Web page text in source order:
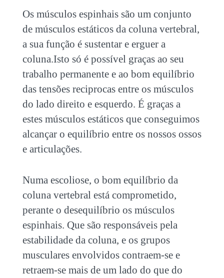
Os músculos espinhais são um conjunto
de músculos estáticos da coluna vertebral,
a sua função é sustentar e erguer a
coluna.Isto só é possível graças ao seu
trabalho permanente e ao bom equilíbrio
das tensões reciprocas entre os músculos
do lado direito e esquerdo. É graças a
estes músculos estáticos que conseguimos
alcançar o equilíbrio entre os nossos ossos
e articulações.
Numa escoliose, o bom equilíbrio da
coluna vertebral está comprometido,
perante o desequilíbrio os músculos
espinhais. Que são responsáveis pela
estabilidade da coluna, e os grupos
musculares envolvidos contraem-se e
retraem-se mais de um lado do que do